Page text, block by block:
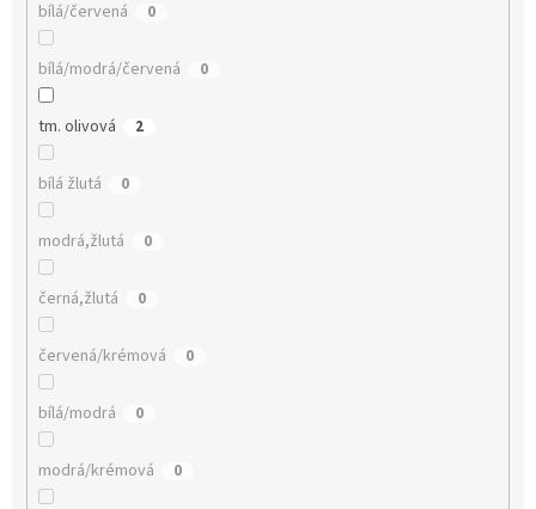
bílá/červená 0
bílá/modrá/červená 0
tm. olivová 2
bílá žlutá 0
modrá,žlutá 0
černá,žlutá 0
červená/krémová 0
bílá/modrá 0
modrá/krémová 0